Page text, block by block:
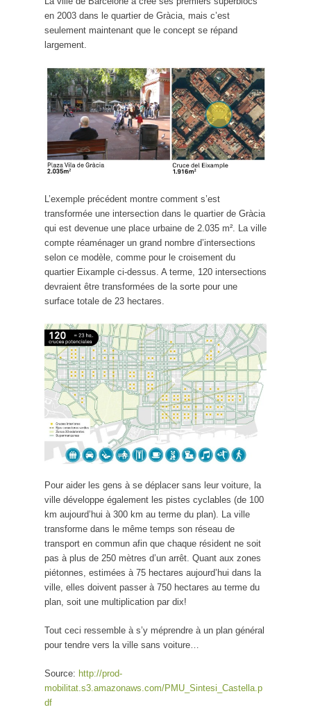
en 2003 dans le quartier de Gràcia, mais c’est
seulement maintenant que le concept se répand
largement.
L’exemple précédent montre comment s’est
transformée une intersection dans le quartier de Gràcia
qui est devenue une place urbaine de 2.035 m². La ville
compte réaménager un grand nombre d’intersections
selon ce modèle, comme pour le croisement du
quartier Eixample ci-dessus. A terme, 120 intersections
devraient être transformées de la sorte pour une
surface totale de 23 hectares.
Pour aider les gens à se déplacer sans leur voiture, la
ville développe également les pistes cyclables (de 100
km aujourd’hui à 300 km au terme du plan). La ville
transforme dans le même temps son réseau de
transport en commun afin que chaque résident ne soit
pas à plus de 250 mètres d’un arrêt. Quant aux zones
piétonnes, estimées à 75 hectares aujourd’hui dans la
ville, elles doivent passer à 750 hectares au terme du
plan, soit une multiplication par dix!
Tout ceci ressemble à s’y méprendre à un plan général
pour tendre vers la ville sans voiture…
Source: http://prod-
mobilitat.s3.amazonaws.com/PMU_Sintesi_Castella.p
df